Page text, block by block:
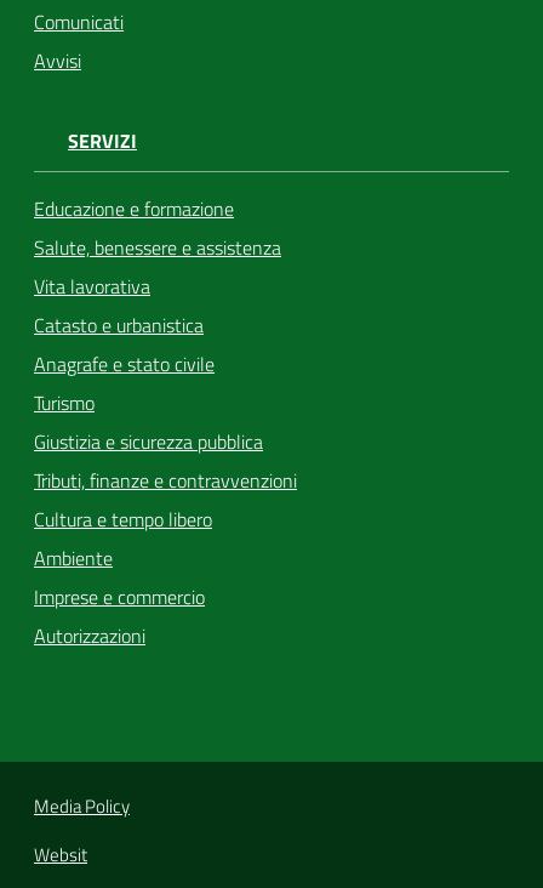
Comunicati
Avvisi
SERVIZI
Educazione e formazione
Salute, benessere e assistenza
Vita lavorativa
Catasto e urbanistica
Anagrafe e stato civile
Turismo
Giustizia e sicurezza pubblica
Tributi, finanze e contravvenzioni
Cultura e tempo libero
Ambiente
Imprese e commercio
Autorizzazioni
Media Policy
Websit